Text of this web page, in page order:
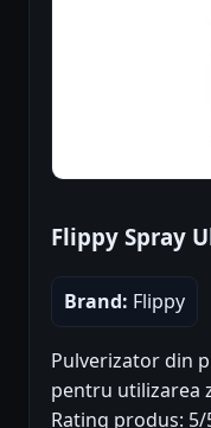
Flippy Spray
Brand: Flippy
Pulverizator din
pentru utilizarea
Rating produs: 5/